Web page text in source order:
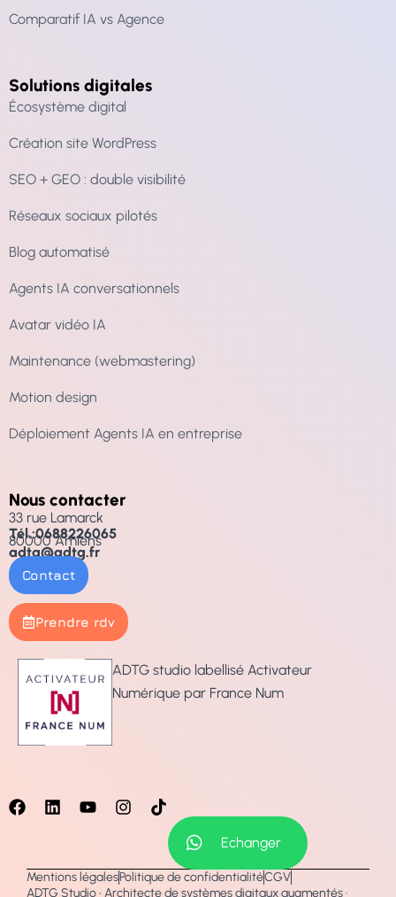
Comparatif IA vs Agence
Solutions digitales
Écosystème digital
Création site WordPress
SEO + GEO : double visibilité
Réseaux sociaux pilotés
Blog automatisé
Agents IA conversationnels
Avatar vidéo IA
Maintenance (webmastering)
Motion design
Déploiement Agents IA en entreprise
Nous contacter
33 rue Lamarck
80000 Amiens
Tél.:0688226065
adtg@adtg.fr
Contact
Prendre rdv
ADTG studio labellisé Activateur
Numérique par France Num
Echanger
Mentions légalesPolitique de confidentialitéCGV
ADTG Studio • Architecte de systèmes digitaux augmentés ·